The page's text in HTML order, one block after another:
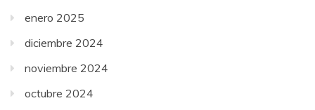
enero 2025
diciembre 2024
noviembre 2024
octubre 2024